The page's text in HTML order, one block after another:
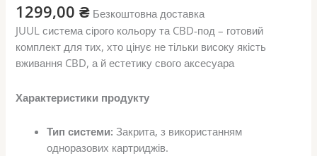
1299,00₴ Безкоштовна доставка
JUUL система сірого кольору та CBD-под – готовий
комплект для тих, хто цінує не тільки високу якість
вживання CBD, а й естетику свого аксесуара
Характеристики продукту
Тип системи: Закрита, з використанням
одноразових картриджів.